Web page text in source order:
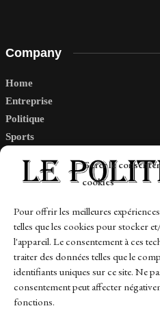
Gérer le
cookies
Pour offrir les meilleures
telles que les cookies pour stocker
l'appareil. Le consentement à ces
traiter des données telles que le
identifiants uniques sur ce site. Ne
consentement peut affecter
fonctions.
Company
Home
Entreprise
Politique
Sports
Links
Contact
Sitemap